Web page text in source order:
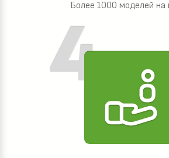
Более 1000 моделей на